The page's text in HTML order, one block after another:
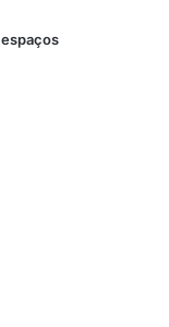
espaços